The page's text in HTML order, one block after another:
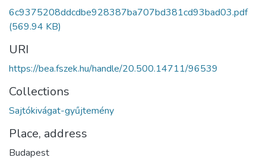
6c9375208ddcdbe928387ba707bd381cd93bad03.pdf
(569.94 KB)
URI
https://bea.fszek.hu/handle/20.500.14711/96539
Collections
Sajtókivágat-gyűjtemény
Place, address
Budapest